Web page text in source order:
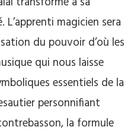
magicien sera
du pouvoir d’où les
qui nous laisse
essentiels de la
personnifiant
la formule